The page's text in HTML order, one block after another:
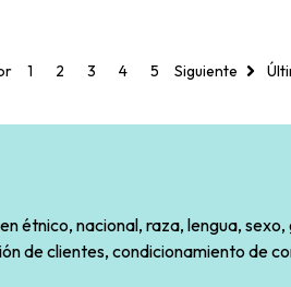
1 2 3 4 5 Siguiente
étnico, nacional, raza, lengua,
de clientes, condicionamiento de